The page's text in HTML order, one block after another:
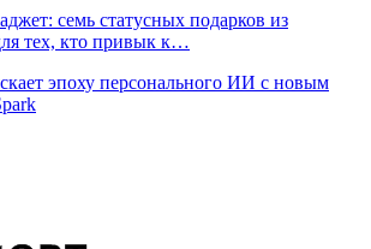
семь статусных подарков из
тех, кто привык к…
эпоху персонального ИИ с новым